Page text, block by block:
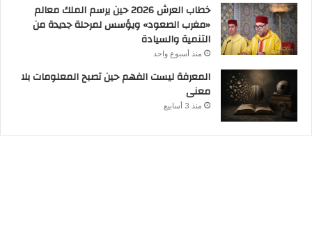
خطاب العرش 2026 حين يرسم الملك معالم
«مغرب الصعود» ويؤسس لمرحلة جديدة من
التنمية والسيادة
منذ أسبوع واحد
المعرفة ليست الفهم حين تصبح المعلومات بلا
معنى
منذ 3 أسابيع